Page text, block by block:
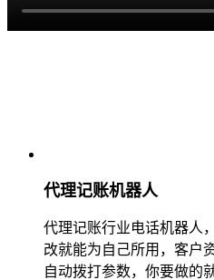
代理记账机器人
代理记账行业电话机器人
改就能为自己所用，客户
自动拨打参数，你要做的